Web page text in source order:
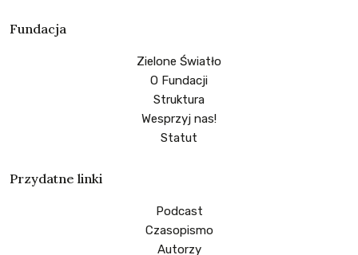
Fundacja
Zielone Światło
O Fundacji
Struktura
Wesprzyj nas!
Statut
Przydatne linki
Podcast
Czasopismo
Autorzy